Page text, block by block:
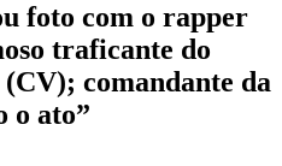
foto com o rapper
traficante do
comandante da
o ato”